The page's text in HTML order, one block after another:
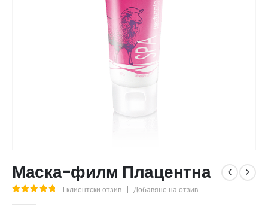
Маска-филм Плацентна
1 клиентски отзив | Добавяне на отзив